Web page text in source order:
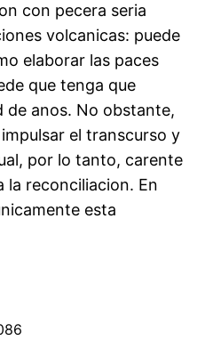
con pecera seri­a
volcanicas: puede
elaborar las paces
que tenga que
de anos. No obstante,
el transcurso y
por lo tanto, carente
la reconciliacion. En
esta